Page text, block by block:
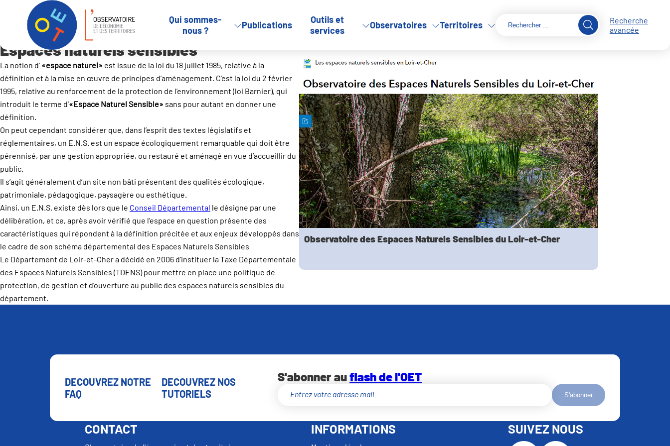
Panneau de gestion des cookies
Qui sommes-
nous ?
Publications
Outils et
services
Observatoires Territoires
Recherche
avancée
Observatoires Espaces naturels sensibles
Espaces naturels sensibles
La notion d’ «espace naturel» est issue de la loi du 18 juillet 1985, relative à la
définition et à la mise en œuvre de principes d’aménagement. C’est la loi du 2 février
1995, relative au renforcement de la protection de l’environnement (loi Barnier), qui
introduit le terme d’«Espace Naturel Sensible» sans pour autant en donner une
définition.
On peut cependant considérer que, dans l’esprit des textes législatifs et
réglementaires, un E.N.S. est un espace écologiquement remarquable qui doit être
pérennisé, par une gestion appropriée, ou restauré et aménagé en vue d’accueillir du
public.
Il s’agit généralement d’un site non bâti présentant des qualités écologique,
patrimoniale, pédagogique, paysagère ou esthétique.
Ainsi, un E.N.S. existe dès lors que le Conseil Départemental le désigne par une
délibération, et ce, après avoir vérifié que l’espace en question présente des
caractéristiques qui répondent à la définition précitée et aux enjeux développés dans
le cadre de son schéma départemental des Espaces Naturels Sensibles
Le Département de Loir-et-Cher a décidé en 2006 d’instituer la Taxe Départementale
des Espaces Naturels Sensibles (TDENS) pour mettre en place une politique de
protection, de gestion et d’ouverture au public des espaces naturels sensibles du
département.
Observatoire des Espaces Naturels Sensibles du Loir-et-Cher
DECOUVREZ NOTRE
FAQ
DECOUVREZ NOS
TUTORIELS
S'abonner auflash de l'OET
S'abonner
CONTACT INFORMATIONS SUIVEZ NOUS